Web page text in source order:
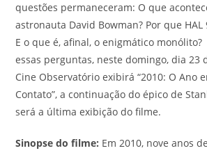
questões permaneceram: O que
astronauta David Bowman? Por que HAL
E o que é, afinal, o enigmático
essas perguntas, neste domingo, dia 23
Cine Observatório exibirá “2010: O Ano
Contato”, a continuação do épico de
será a última exibição do filme.
Sinopse do filme: Em 2010, nove anos